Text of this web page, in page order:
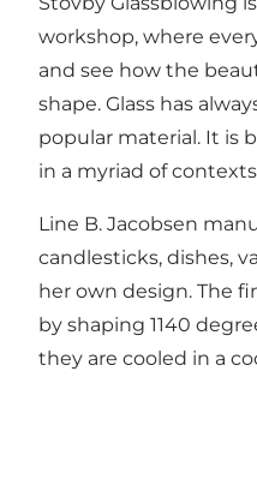
workshop, where
and see how the
shape. Glass has
popular material. It is
in a myriad of
Line B. Jacobsen
candlesticks, dishes,
her own design. The
by shaping 1140
they are cooled in a